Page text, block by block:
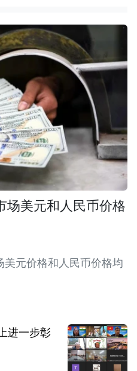
场美元和人民币价格
美元价格和人民币价格均
进一步彰